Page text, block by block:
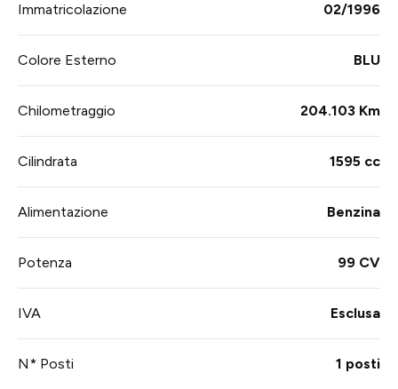
Immatricolazione 02/1996
Colore Esterno BLU
Chilometraggio 204.103 Km
Cilindrata 1595 cc
Alimentazione Benzina
Potenza 99 CV
IVA Esclusa
N* Posti 1 posti